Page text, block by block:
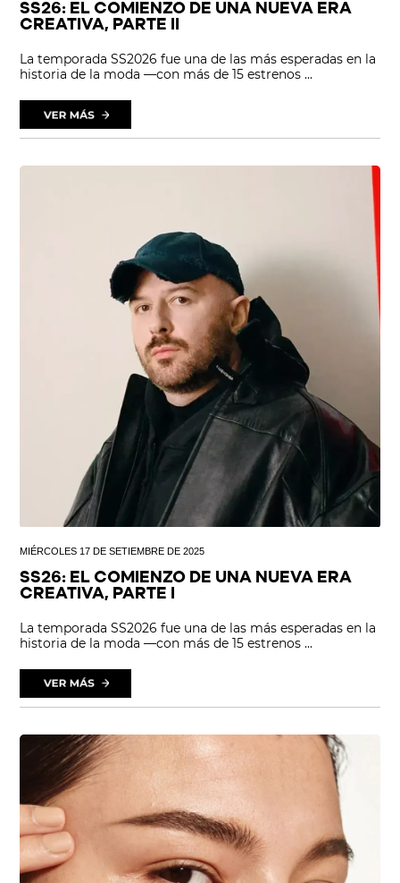
SS26: EL COMIENZO DE UNA NUEVA ERA
CREATIVA, PARTE II
La temporada SS2026 fue una de las más esperadas en la
historia de la moda —con más de 15 estrenos ...
MIÉRCOLES 17 DE SETIEMBRE DE 2025
SS26: EL COMIENZO DE UNA NUEVA ERA
CREATIVA, PARTE I
La temporada SS2026 fue una de las más esperadas en la
historia de la moda —con más de 15 estrenos ...